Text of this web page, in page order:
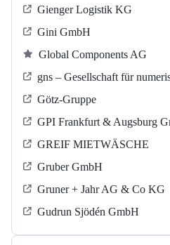
Gienger Logistik KG
Gini GmbH
Global Components AG
gns – Gesellschaft für
Götz-Gruppe
GPI Frankfurt & Augsburg
GREIF MIETWÄSCHE
Gruber GmbH
Gruner + Jahr AG & Co KG
Gudrun Sjödén GmbH